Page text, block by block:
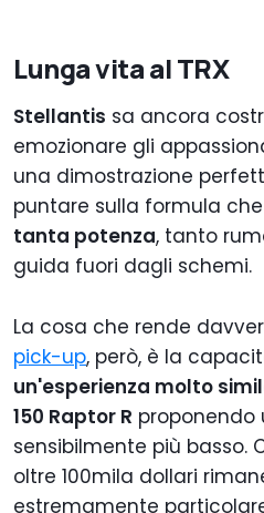
Lunga vita al TRX
Stellantis sa ancora
emozionare gli
una dimostrazione
puntare sulla formula
tanta potenza, tanto
guida fuori dagli schemi.
La cosa che rende
pick-up, però, è la
un'esperienza molto
150 Raptor R proponendo
sensibilmente più basso.
oltre 100mila dollari
estremamente